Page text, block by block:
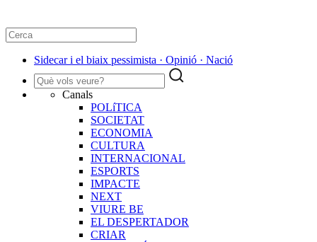
Sidecar i el biaix pessimista · Opinió · Nació
Canals
POLíTICA
SOCIETAT
ECONOMIA
CULTURA
INTERNACIONAL
ESPORTS
IMPACTE
NEXT
VIURE BE
EL DESPERTADOR
CRIAR